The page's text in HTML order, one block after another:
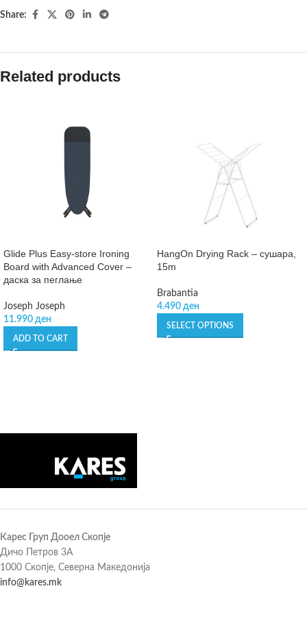
Share:
Related products
Glide Plus Easy-store Ironing
Board with Advanced Cover –
даска за пеглање
Joseph Joseph
11.990 ден
ADD TO CART
HangOn Drying Rack – сушара,
15m
Brabantia
4.490 ден
SELECT OPTIONS
Карес Груп Дооел Скопје
Дичо Петров 3А
1000 Скопје, Северна Македонија
info@kares.mk